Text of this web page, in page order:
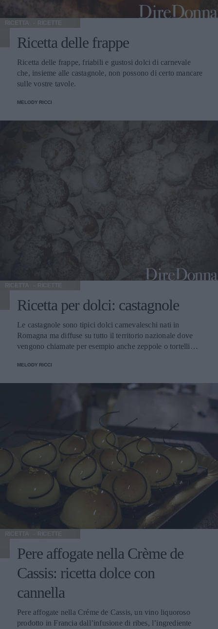
RICETTA
Ricetta delle frappe
Ricetta delle frappe, friabili e gustosi dolci di carnevale
che, insieme alle castagnole, non possono di certo mancare
sulle vostre tavole.
MELODY RICCI
RICETTA
Ricetta per dolci: castagnole
Le castagnole sono tipici dolci carnevaleschi nati in
Romagna ma diffuse su tutto il territorio nazionale dove
vengono chiamate per esempio anche zeppole o tortelli
MELODY RICCI
RICETTA
Pere affogate nella Crème de
Cassis: ricetta dolce con
cannella
Pere affogate nella Créme de Cassis, un vino liquoroso
prodotto in Francia dall’infusione di ribes, l’ingrediente